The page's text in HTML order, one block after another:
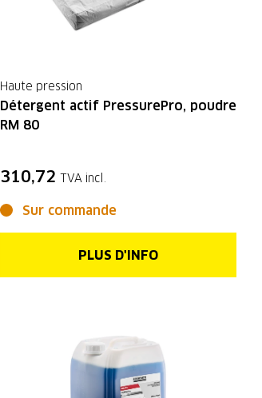
Haute pression
Détergent actif PressurePro, poudre
RM 80
310,72 TVA incl.
Sur commande
PLUS D'INFO